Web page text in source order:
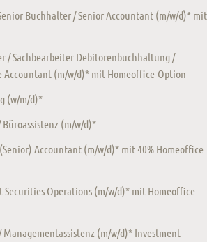
Buchhalter / Senior Accountant (m/w/d)* mit
/ Sachbearbeiter Debitorenbuchhaltung /
Accountant (m/w/d)* mit Homeoffice-Option
(w/m/d)*
(m/w/d)*
Accountant (m/w/d)* mit 40% Homeoffice
Securities Operations (m/w/d)* mit Homeoffice-
Managementassistenz (m/w/d)* Investment